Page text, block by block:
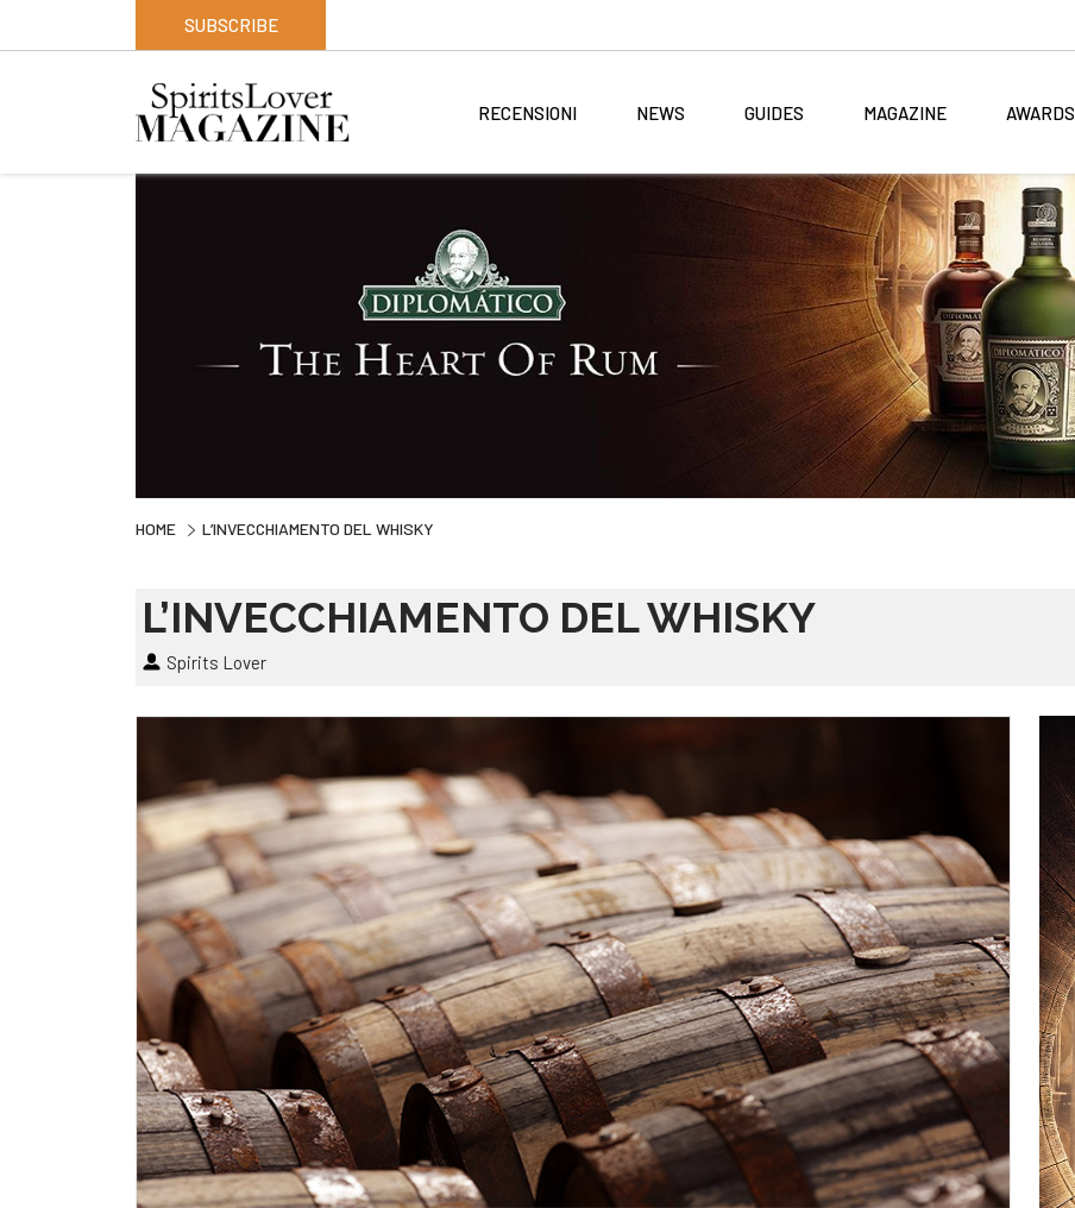
SUBSCRIBE
RECENSIONI NEWS GUIDES MAGAZINE AWARDS
HOME L’INVECCHIAMENTO DEL WHISKY
L’INVECCHIAMENTO DEL WHISKY
Spirits Lover